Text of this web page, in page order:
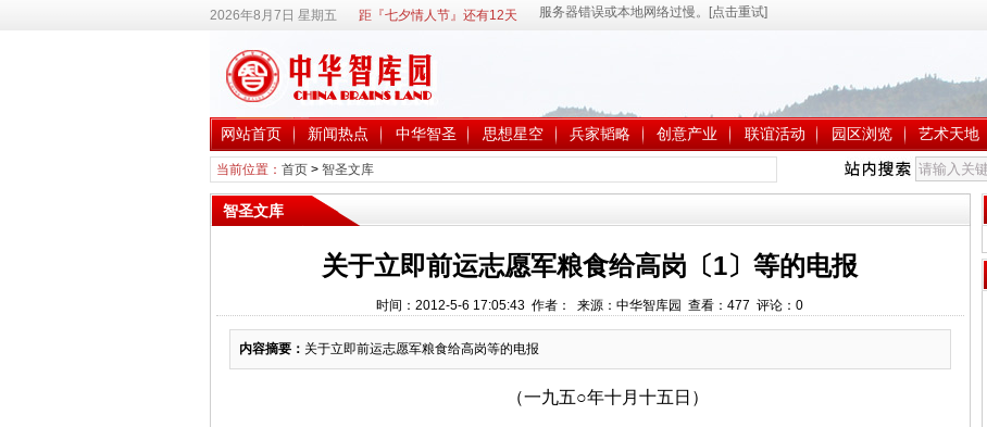
2026年8月7日 星期五 距『七夕情人节』还有12天
网站首页 新闻热点 中华智圣 思想星空 兵家韬略 创意产业 联谊活动 园区浏览 艺术天地
当前位置： 首页> 智圣文库
智圣文库
关于立即前运志愿军粮食给高岗〔1〕等的电报
时间：2012-5-6 17:05:43 作者： 来源：中华智库园 查看： 477 评论： 0
内容摘要： 关于立即前运志愿军粮食给高岗等的电报
（一九五○年十月十五日）